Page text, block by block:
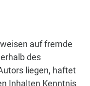
auf fremde
des
liegen, haftet
Inhalten Kenntnis